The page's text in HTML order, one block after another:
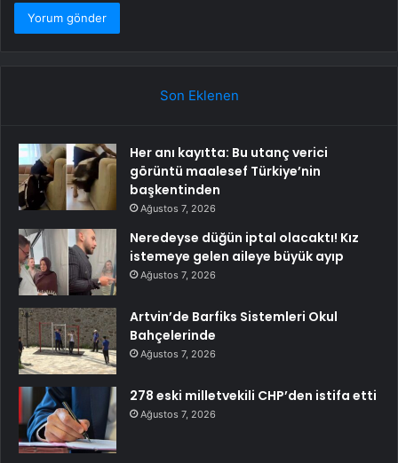
Son Eklenen
Her anı kayıtta: Bu utanç verici
görüntü maalesef Türkiye’nin
başkentinden
Ağustos 7, 2026
Neredeyse düğün iptal olacaktı! Kız
istemeye gelen aileye büyük ayıp
Ağustos 7, 2026
Artvin’de Barfiks Sistemleri Okul
Bahçelerinde
Ağustos 7, 2026
278 eski milletvekili CHP’den istifa etti
Ağustos 7, 2026